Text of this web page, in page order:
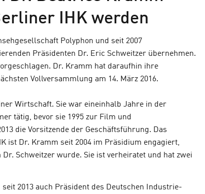
IHK werden
Polyphon und seit 2007
Präsidenten Dr. Eric Schweitzer übernehmen.
Dr. Kramm hat daraufhin ihre
Vollversammlung am 14. März 2016.
Wirtschaft. Sie war eineinhalb Jahre in der
tätig, bevor sie 1995 zur Film und
die Vorsitzende der Geschäftsführung. Das
ist Dr. Kramm seit 2004 im Präsidium engagiert,
Schweitzer wurde. Sie ist verheiratet und hat zwei
2013 auch Präsident des Deutschen Industrie-